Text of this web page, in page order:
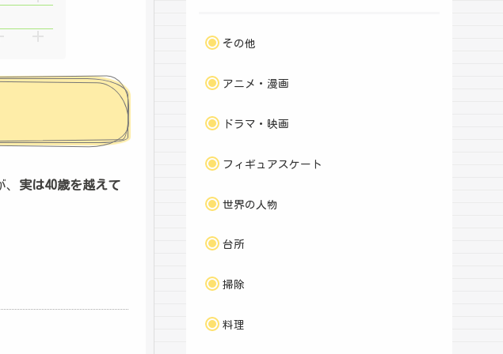
実は40歳を越えて
その他
アニメ・漫画
ドラマ・映画
フィギュアスケート
世界の人物
台所
掃除
料理